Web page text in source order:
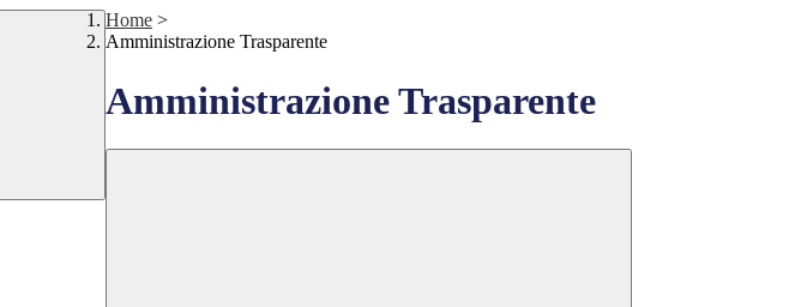
Home >
Amministrazione Trasparente
Amministrazione Trasparente